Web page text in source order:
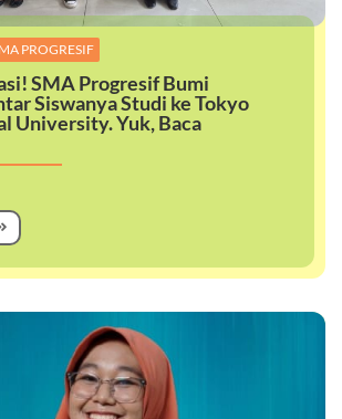
PROGRESIF
SMA Progresif Bumi
Siswanya Studi ke Tokyo
University. Yuk, Baca